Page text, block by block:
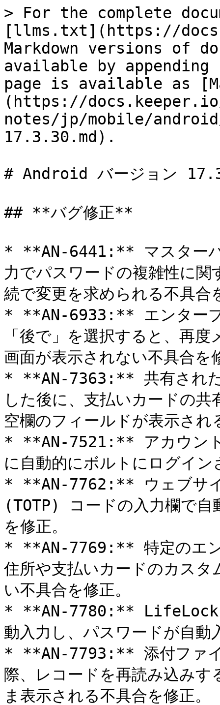
> For the complete
[llms.txt](https://
Markdown versions of
available by
page is available as
(https://
notes/jp/mobile/
17.3.30.md).
# Android バージョン
## **バグ修正**
* **AN-6441:** マスターパ
力でパスワードの複雑性に
続で変更を求められる不具合
* **AN-6933:** エンタープ
「後で」を選択すると、再
画面が表示されない不具合を
* **AN-7363:** 共有された
した後に、支払いカードの
空欄のフィールドが表示され
* **AN-7521:** アカウント
に自動的にボルトにログイ
* **AN-7762:** ウェブサイ
(TOTP) コードの入力欄で自
を修正。
* **AN-7769:** 特定のエン
住所や支払いカードのカス
い不具合を修正。
* **AN-7780:** LifeLockア
動入力し、パスワードが自動
* **AN-7793:** 添付ファイ
際、レコードを再読み込み
ま表示される不具合を修正。